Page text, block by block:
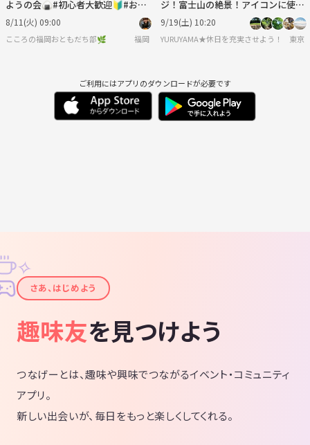
ようの会🍙#初心者大歓迎🔰#おひ
とり様参加OK❣️#友だち作り
8/11(火) 09:00
こころの福岡おともだち部🌿 福岡
ジ！富士山の絶景！アイコンに使え
る素敵な写真を撮りに行こう！！
9/19(土) 10:20
YURUYAMA★休日を充実させよう！（グル
東京
ご利用にはアプリのダウンロードが必要です
✦
✧
さあ、はじめよう
趣味友を見つけよう
つなげーとは、趣味や興味でつながるイベント・コミュニティ
アプリ。
新しい出会いが、毎日をもっと楽しくしてくれる。